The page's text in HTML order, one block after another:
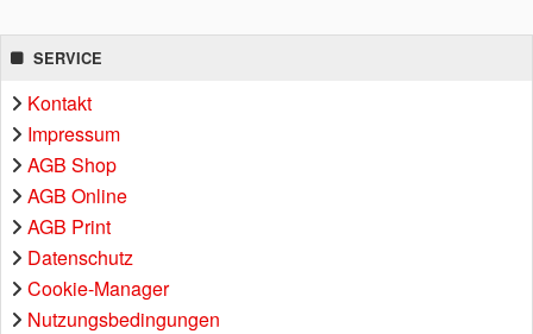
SERVICE
Kontakt
Impressum
AGB Shop
AGB Online
AGB Print
Datenschutz
Cookie-Manager
Nutzungsbedingungen